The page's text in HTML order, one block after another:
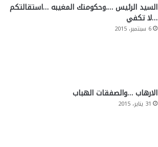
السيد الرئيس ….وحكومتك المغيبه …استقالتكم
…لا تكفي
6 سبتمبر، 2015
الارهاب …والصفقات الهباب
31 يناير، 2015